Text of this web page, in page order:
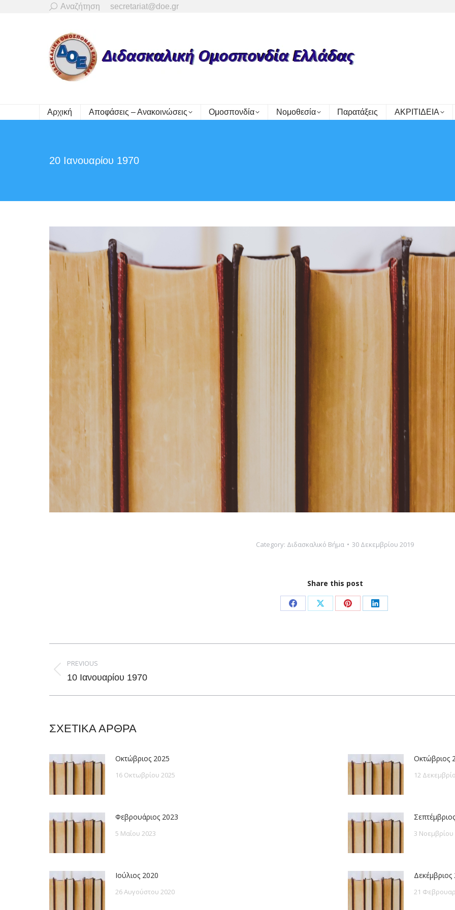
Search:
Αναζήτηση secretariat@doe.gr
Αρχική Αποφάσεις – Ανακοινώσεις Ομοσπονδία Νομοθεσία Παρατάξεις ΑΚΡΙΤΙΔΕΙΑ
20 Ιανουαρίου 1970
Category: Διδασκαλικό Βήμα 30 Δεκεμβρίου 2019
Share this post
Share
Facebook
Share
X
Share
Pinterest
Share
LinkedIn
navigation
PREVIOUS
Previous
10 Ιανουαρίου 1970
ΣΧΕΤΙΚΑ ΑΡΘΡΑ
Οκτώβριος 2025
16 Οκτωβρίου 2025
Οκτώβριος
12
Φεβρουάριος 2023
5 Μαΐου 2023 3 Νοεμβρίου
Ιούλιος 2020
26 Αυγούστου 2020
Δεκέμβριος
21